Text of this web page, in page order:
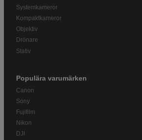
Systemkameror
Kompaktkameror
Objektiv
Drönare
Stativ
Populära varumärken
Canon
Sony
Fujifilm
Nikon
DJI